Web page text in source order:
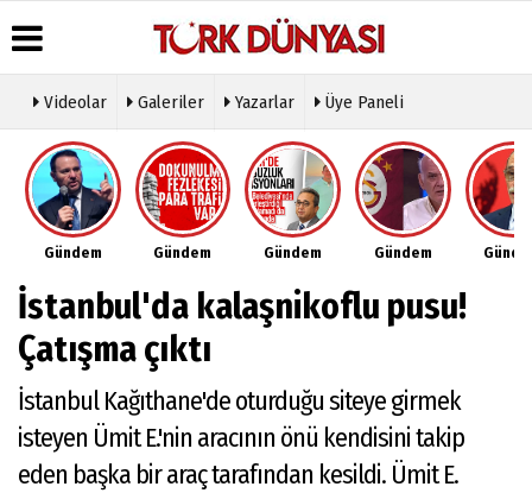
Üye Paneli
Haber
Arşivi
Gazete
Arşivi
Günün
Haberleri
Hava
Durumu
Gazete
Manşetleri
Anketler
Biyografiler
Köşe
Yazarları
Video
Galeri
Foto
Etkinlikler
Künye
İletişim
Çerez
Politikası
İlkeleri
Videolar Galeriler Yazarlar Üye Paneli
Gündem Gündem Gündem Gündem
İstanbul'da kalaşnikoflu pusu!
Çatışma çıktı
İstanbul Kağıthane'de oturduğu siteye girmek
isteyen Ümit E.'nin aracının önü kendisini takip
eden başka bir araç tarafından kesildi. Ümit E.